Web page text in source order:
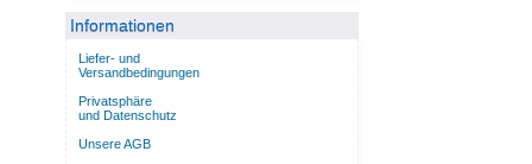
Informationen
Liefer- und
Versandbedingungen
Privatsphäre
und Datenschutz
Unsere AGB